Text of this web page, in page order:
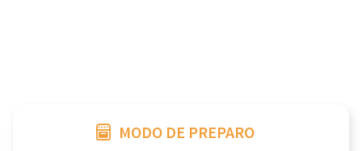
MODO DE PREPARO